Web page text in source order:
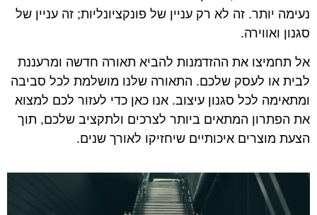
נעימה יותר. זה לא רק עניין של פונקציונליות; זה עניין של
סגנון ואווירה.
אל תחמיצו את ההזדמנות להביא תאורה חדשה ומרעננת
לבית או לעסק שלכם. התאורה שלנו מושלמת לכל סביבה
ומתאימה לכל סגנון עיצוב. אנו כאן כדי לעזור לכם למצוא
את הפתרון המתאים ביותר לצרכים ולתקציב שלכם, תוך
הצעת מוצרים איכותיים שיחזיקו לאורך שנים.